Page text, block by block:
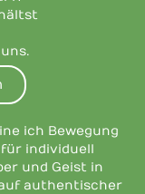
ich Bewegung
für individuell
und Geist in
authentischer